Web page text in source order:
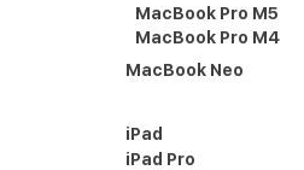
MacBook Pro M5
MacBook Pro M4
MacBook Neo
iPad
iPad Pro